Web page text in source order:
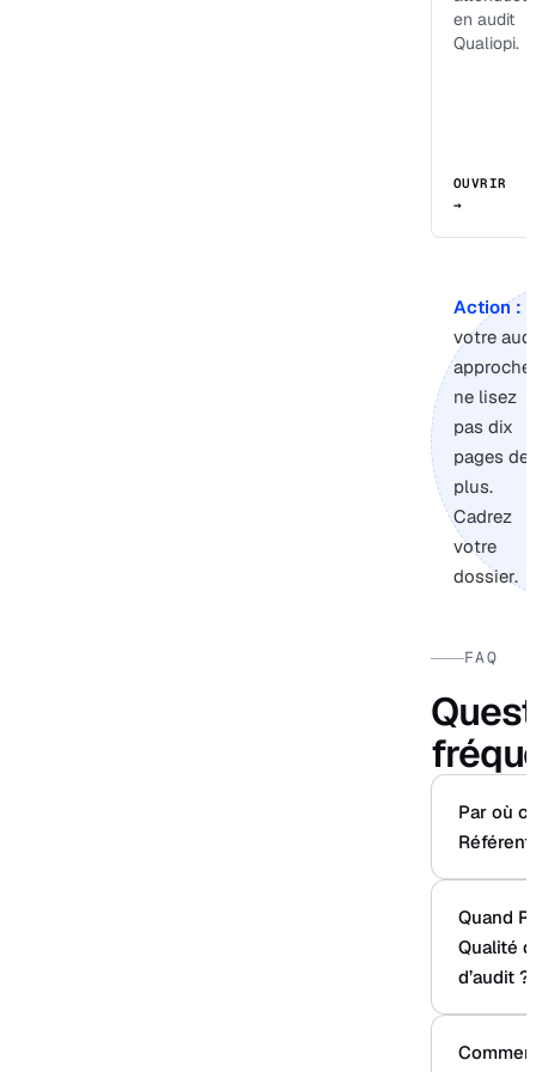
en audit
Qualiopi.
OUVRIR
→
Action :
votre
approche,
ne lisez
pas dix
pages de
plus.
Cadrez
votre
dossier.
FAQ
Par où
Quand
Qualité
d’audit ?